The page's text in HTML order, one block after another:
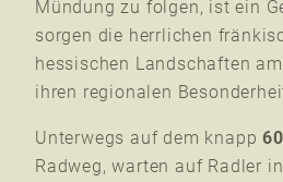
Mündung zu folgen, ist ein
sorgen die herrlichen
hessischen Landschaften
ihren regionalen
Unterwegs auf dem knapp
Radweg, warten auf Radler